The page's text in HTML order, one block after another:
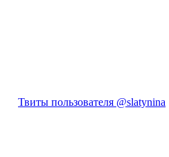
Твиты пользователя @slatynina